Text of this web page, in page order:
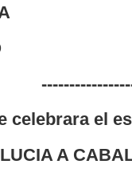
celebrara el
A